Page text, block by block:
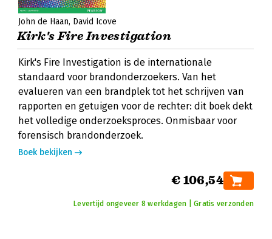
John de Haan David Icove
Kirk's Fire Investigation
Kirk's Fire Investigation is de internationale
standaard voor brandonderzoekers. Van het
evalueren van een brandplek tot het schrijven van
rapporten en getuigen voor de rechter: dit boek dekt
het volledige onderzoeksproces. Onmisbaar voor
forensisch brandonderzoek.
Boek bekijken
€ 106,54
Levertijd ongeveer 8 werkdagen | Gratis verzonden